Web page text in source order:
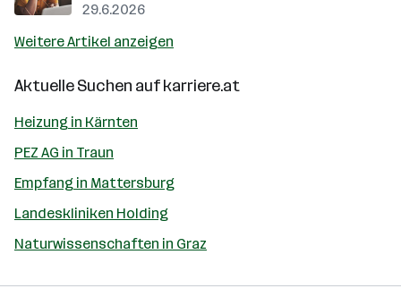
29.6.2026
Weitere Artikel anzeigen
Aktuelle Suchen aufkarriere.at
Heizung in Kärnten
PEZ AG in Traun
Empfang in Mattersburg
Landeskliniken Holding
Naturwissenschaften in Graz